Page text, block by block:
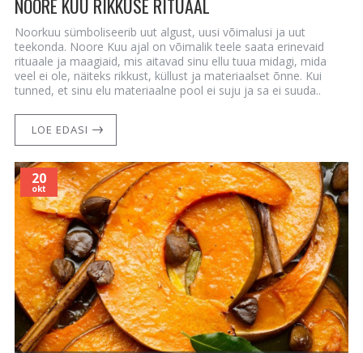
NOORE KUU RIKKUSE RITUAAL
Noorkuu sümboliseerib uut algust, uusi võimalusi ja uut
teekonda. Noore Kuu ajal on võimalik teele saata erinevaid
rituaale ja maagiaid, mis aitavad sinu ellu tuua midagi, mida
veel ei ole, näiteks rikkust, küllust ja materiaalset õnne. Kui
tunned, et sinu elu materiaalne pool ei suju ja sa ei suuda..
LOE EDASI
20
okt